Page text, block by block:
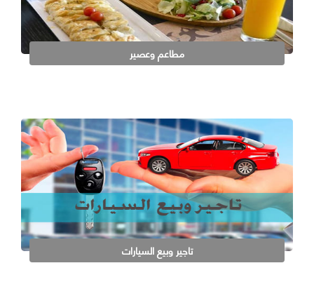
مطاعم وعصير
تاجير وبيع السيارات